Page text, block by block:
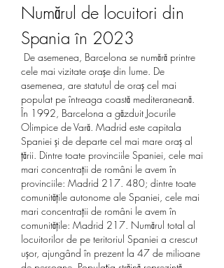
Numărul de locuitori din
Spania în 2023
cele mai vizitate orașe din lume. De
asemenea, are statutul de oraș cel mai
populat pe întreaga coastă mediteraneană.
În 1992, Barcelona a găzduit Jocurile
Olimpice de Vară. Madrid este capitala
Spaniei și de departe cel mai mare oraș al
țării. Dintre toate provinciile Spaniei, cele mai
mari concentrații de români le avem în
provinciile: Madrid 217. 480; dintre toate
comunitățile autonome ale Spaniei, cele mai
mari concentrații de români le avem în
comunitățile: Madrid 217. Numărul total al
locuitorilor de pe teritoriul Spaniei a crescut
ușor, ajungând în prezent la 47 de milioane